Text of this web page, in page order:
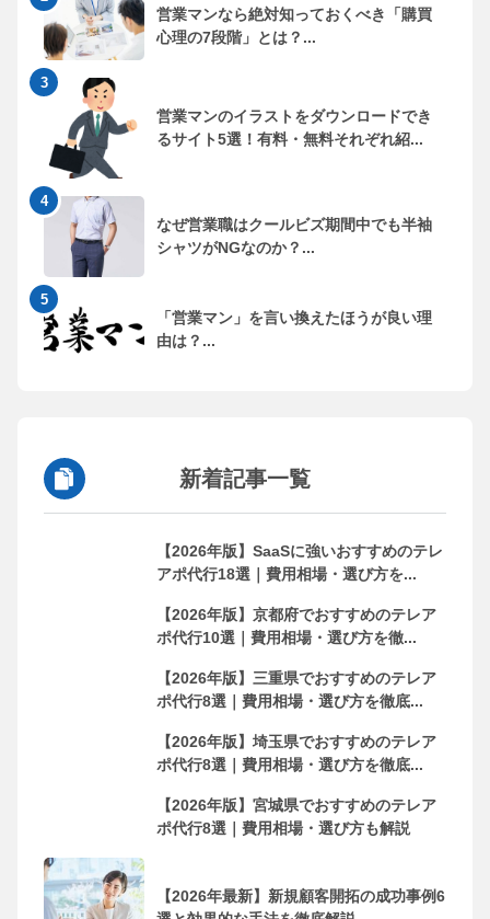
営業マンなら絶対知っておくべき「購買
心理の7段階」とは？...
営業マンのイラストをダウンロードでき
るサイト5選！有料・無料それぞれ紹...
なぜ営業職はクールビズ期間中でも半袖
シャツがNGなのか？...
「営業マン」を言い換えたほうが良い理
由は？...
新着記事一覧
【2026年版】SaaSに強いおすすめのテレ
アポ代行18選｜費用相場・選び方を...
【2026年版】京都府でおすすめのテレア
ポ代行10選｜費用相場・選び方を徹...
【2026年版】三重県でおすすめのテレア
ポ代行8選｜費用相場・選び方を徹底...
【2026年版】埼玉県でおすすめのテレア
ポ代行8選｜費用相場・選び方を徹底...
【2026年版】宮城県でおすすめのテレア
ポ代行8選｜費用相場・選び方も解説
【2026年最新】新規顧客開拓の成功事例6